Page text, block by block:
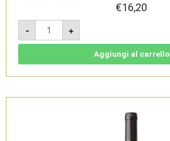
€16,20
-
Cabernet
2024
-
Sudtirol
-
Bolzano
+
Aggiungi al carrello